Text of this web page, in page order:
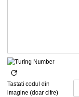
Tastati codul din
imagine (doar cifre)